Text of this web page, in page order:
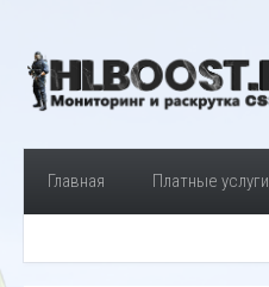
Главная Платные услуги